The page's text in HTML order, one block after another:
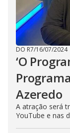
DO R7/16/07/2024
‘O
Azeredo
A atração será
YouTube e nas